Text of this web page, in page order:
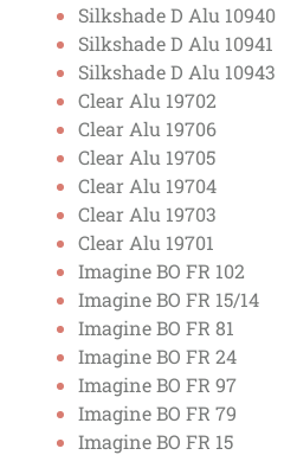
Silkshade D Alu 10940
Silkshade D Alu 10941
Silkshade D Alu 10943
Clear Alu 19702
Clear Alu 19706
Clear Alu 19705
Clear Alu 19704
Clear Alu 19703
Clear Alu 19701
Imagine BO FR 102
Imagine BO FR 15/14
Imagine BO FR 81
Imagine BO FR 24
Imagine BO FR 97
Imagine BO FR 79
Imagine BO FR 15